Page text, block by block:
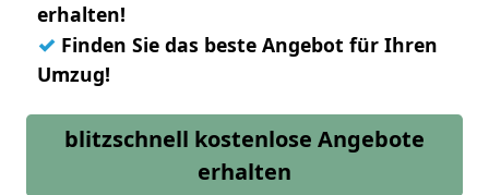
erhalten!
✓ Finden Sie das beste Angebot für Ihren
Umzug!
blitzschnell kostenlose Angebote
erhalten